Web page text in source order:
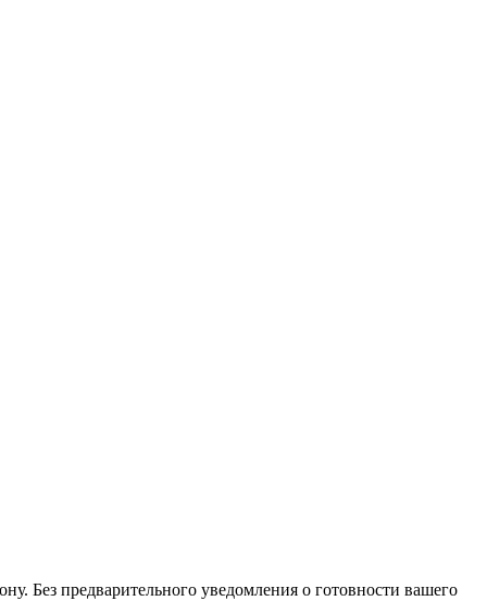
Без предварительного уведомления о готовности вашего